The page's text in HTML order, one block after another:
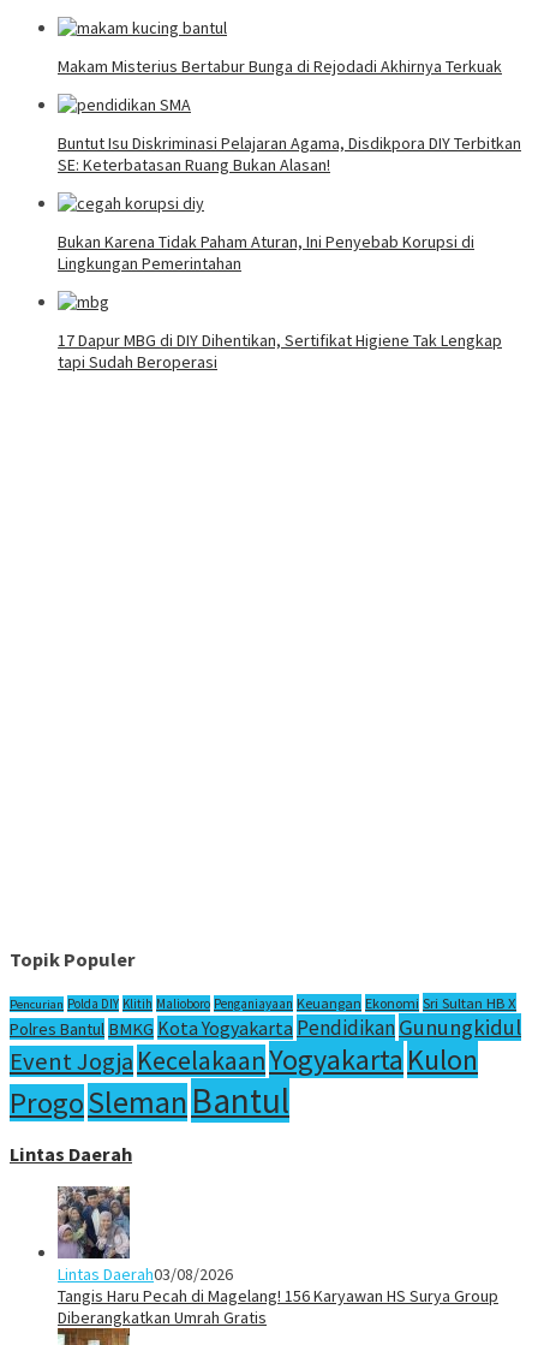
Makam Misterius Bertabur Bunga di Rejodadi Akhirnya Terkuak
Buntut Isu Diskriminasi Pelajaran Agama, Disdikpora DIY Terbitkan
SE: Keterbatasan Ruang Bukan Alasan!
Bukan Karena Tidak Paham Aturan, Ini Penyebab Korupsi di
Lingkungan Pemerintahan
17 Dapur MBG di DIY Dihentikan, Sertifikat Higiene Tak Lengkap
tapi Sudah Beroperasi
Topik Populer
Pencurian Polda DIY Klitih Malioboro Penganiayaan Keuangan Ekonomi Sri Sultan HB X
Polres Bantul BMKG Kota Yogyakarta PendidikanGunungkidul
Event Jogja KecelakaanYogyakarta Kulon
ProgoSleman Bantul
Lintas Daerah
Lintas Daerah03/08/2026
Tangis Haru Pecah di Magelang! 156 Karyawan HS Surya Group
Diberangkatkan Umrah Gratis